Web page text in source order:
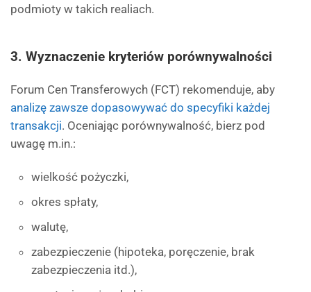
podmioty w takich realiach.
3. Wyznaczenie kryteriów porównywalności
Forum Cen Transferowych (FCT) rekomenduje, aby
analizę zawsze dopasowywać do specyfiki każdej
transakcji. Oceniając porównywalność, bierz pod
uwagę m.in.:
wielkość pożyczki,
okres spłaty,
walutę,
zabezpieczenie (hipoteka, poręczenie, brak
zabezpieczenia itd.),